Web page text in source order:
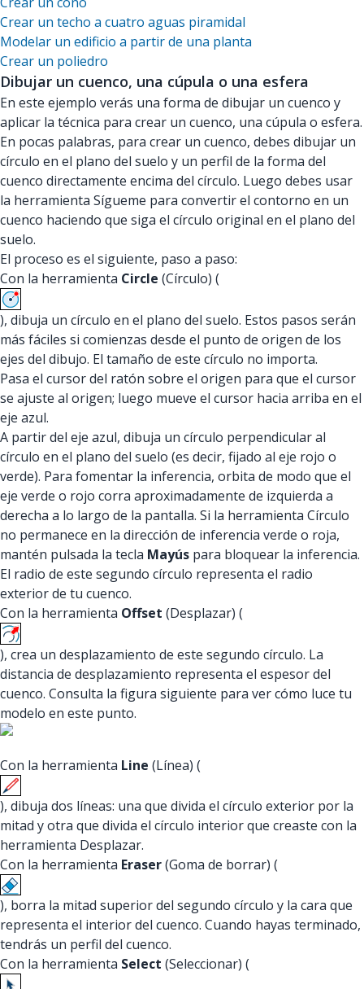
Crear un techo a cuatro aguas piramidal
Modelar un edificio a partir de una planta
Crear un poliedro
Dibujar un cuenco, una cúpula o una esfera
En este ejemplo verás una forma de dibujar un cuenco y
aplicar la técnica para crear un cuenco, una cúpula o esfera.
En pocas palabras, para crear un cuenco, debes dibujar un
círculo en el plano del suelo y un perfil de la forma del
cuenco directamente encima del círculo. Luego debes usar
la herramienta Sígueme para convertir el contorno en un
cuenco haciendo que siga el círculo original en el plano del
suelo.
El proceso es el siguiente, paso a paso:
Con la herramienta Circle (Círculo) (
), dibuja un círculo en el plano del suelo. Estos pasos serán
más fáciles si comienzas desde el punto de origen de los
ejes del dibujo. El tamaño de este círculo no importa.
Pasa el cursor del ratón sobre el origen para que el cursor
se ajuste al origen; luego mueve el cursor hacia arriba en el
eje azul.
A partir del eje azul, dibuja un círculo perpendicular al
círculo en el plano del suelo (es decir, fijado al eje rojo o
verde). Para fomentar la inferencia, orbita de modo que el
eje verde o rojo corra aproximadamente de izquierda a
derecha a lo largo de la pantalla. Si la herramienta Círculo
no permanece en la dirección de inferencia verde o roja,
mantén pulsada la tecla Mayús para bloquear la inferencia.
El radio de este segundo círculo representa el radio
exterior de tu cuenco.
Con la herramienta Offset (Desplazar) (
), crea un desplazamiento de este segundo círculo. La
distancia de desplazamiento representa el espesor del
cuenco. Consulta la figura siguiente para ver cómo luce tu
modelo en este punto.
Con la herramienta Line (Línea) (
), dibuja dos líneas: una que divida el círculo exterior por la
mitad y otra que divida el círculo interior que creaste con la
herramienta Desplazar.
Con la herramienta Eraser(Goma de borrar) (
), borra la mitad superior del segundo círculo y la cara que
representa el interior del cuenco. Cuando hayas terminado,
tendrás un perfil del cuenco.
Con la herramienta Select (Seleccionar) (